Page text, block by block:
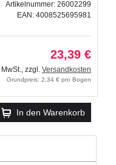
Artikelnummer: 26002299
EAN: 4008525695981
23,39 €
, zzgl. Versandkosten
Grundpreis: 2,34 € pro Bogen
In den Warenkorb